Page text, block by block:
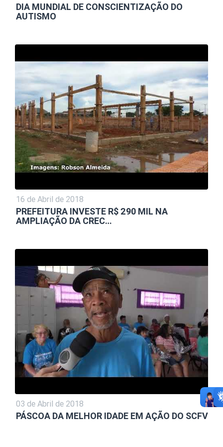
DIA MUNDIAL DE CONSCIENTIZAÇÃO DO
AUTISMO
16 de Abril de 2018
PREFEITURA INVESTE R$ 290 MIL NA
AMPLIAÇÃO DA CREC…
03 de Abril de 2018
PÁSCOA DA MELHOR IDADE EM AÇÃO DO SCFV